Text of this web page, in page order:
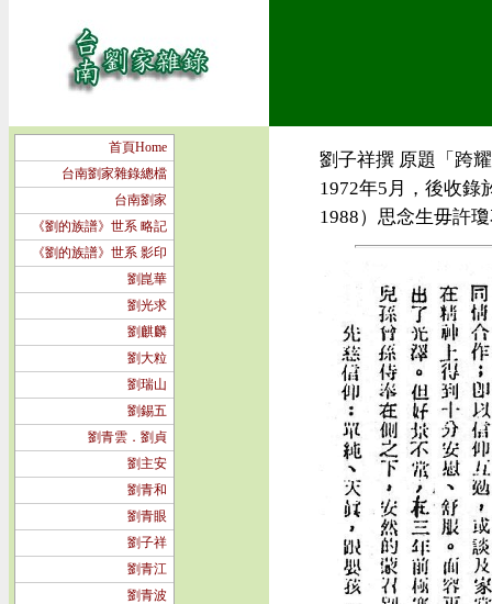
首頁Home
台南劉家雜錄總檔
台南劉家
《劉的族譜》世系 略記
《劉的族譜》世系 影印
劉崑華
劉光求
劉麒麟
劉大粒
劉瑞山
劉錫五
劉青雲．劉貞
劉主安
劉青和
劉青眼
劉子祥
劉青江
劉青波
劉子祥撰 原題「跨
1972年5月，後收錄
1988）思念生毋許